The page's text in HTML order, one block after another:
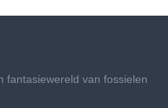
fantasiewereld van fossielen